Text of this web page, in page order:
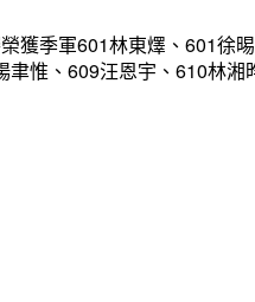
獲季軍601林東燡、601徐
惟、609汪恩宇、610林